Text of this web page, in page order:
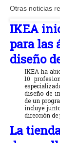
Otras noticias
IKEA
para las
diseño
IKEA ha
10
diseño de
de un
incluye
dirección de
La